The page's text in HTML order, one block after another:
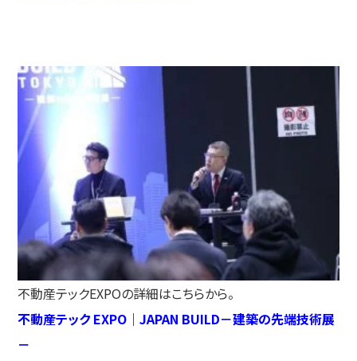
不動産テックEXPOの詳細はこちらから。
不動産テック EXPO｜JAPAN BUILD－建築の先端技術展
－